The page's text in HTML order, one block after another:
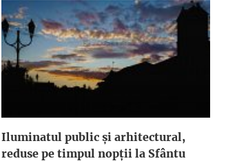
Iluminatul public şi arhitectural,
reduse pe timpul nopţii la Sfântu